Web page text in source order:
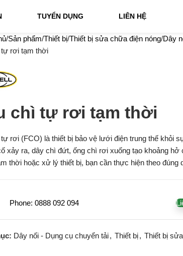
TUYỂN DỤNG LIÊN HỆ
Sản phẩm Thiết bị Thiết bị sửa chữa điện nóng Dây
rơi tạm thời
chì tự rơi tạm thời
rơi (FCO) là thiết bị bảo vệ lưới điện trung thế khỏi
xảy ra, dây chì đứt, ống chì rơi xuống tạo khoảng hở
thời hoặc xử lý thiết bị, bạn cần thực hiện theo đúng
Phone: 0888 092 094
Dây nối - Dụng cụ chuyển tải, Thiết bị, Thiết bị